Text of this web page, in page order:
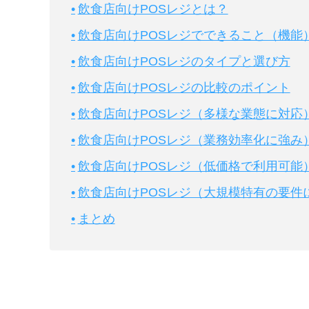
飲食店向けPOSレジとは？
飲食店向けPOSレジでできること（機能）
飲食店向けPOSレジのタイプと選び方
飲食店向けPOSレジの比較のポイント
飲食店向けPOSレジ（多様な業態に対応）
飲食店向けPOSレジ（業務効率化に強み）
飲食店向けPOSレジ（低価格で利用可能）
飲食店向けPOSレジ（大規模特有の要件
まとめ